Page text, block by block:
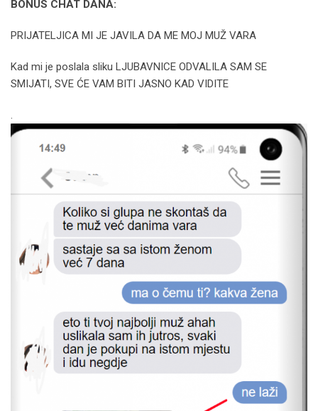
BONUS CHAT DANA:
PRIJATELJICA MI JE JAVILA DA ME MOJ MUŽ VARA
Kad mi je poslala sliku LJUBAVNICE ODVALILA SAM SE
SMIJATI, SVE ĆE VAM BITI JASNO KAD VIDITE
.